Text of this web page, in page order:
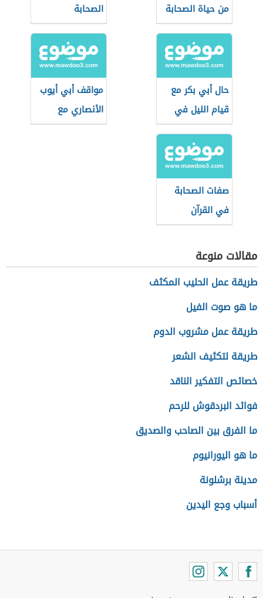
من حياة الصحابة
الصحابة
حال أبي بكر مع
قيام الليل في
رمضان
مواقف أبي أيوب
الأنصاري مع
الرسول الكريم
صفات الصحابة
في القرآن
مقالات منوعة
طريقة عمل الحليب المكثف
ما هو صوت الفيل
طريقة عمل مشروب الدوم
طريقة لتكثيف الشعر
خصائص التفكير الناقد
فوائد البردقوش للرحم
ما الفرق بين الصاحب والصديق
ما هو اليورانيوم
مدينة برشلونة
أسباب وجع اليدين